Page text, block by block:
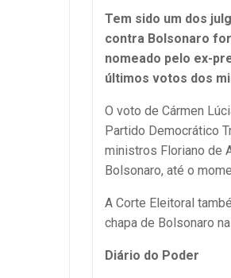
Tem sido um dos
contra Bolsonaro
nomeado pelo ex-
últimos votos dos
O voto de Cármen
Partido Democrático
ministros Floriano de
Bolsonaro, até o
A Corte Eleitoral
chapa de Bolsonaro
Diário do Poder